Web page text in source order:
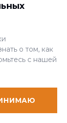
о том, как
с нашей